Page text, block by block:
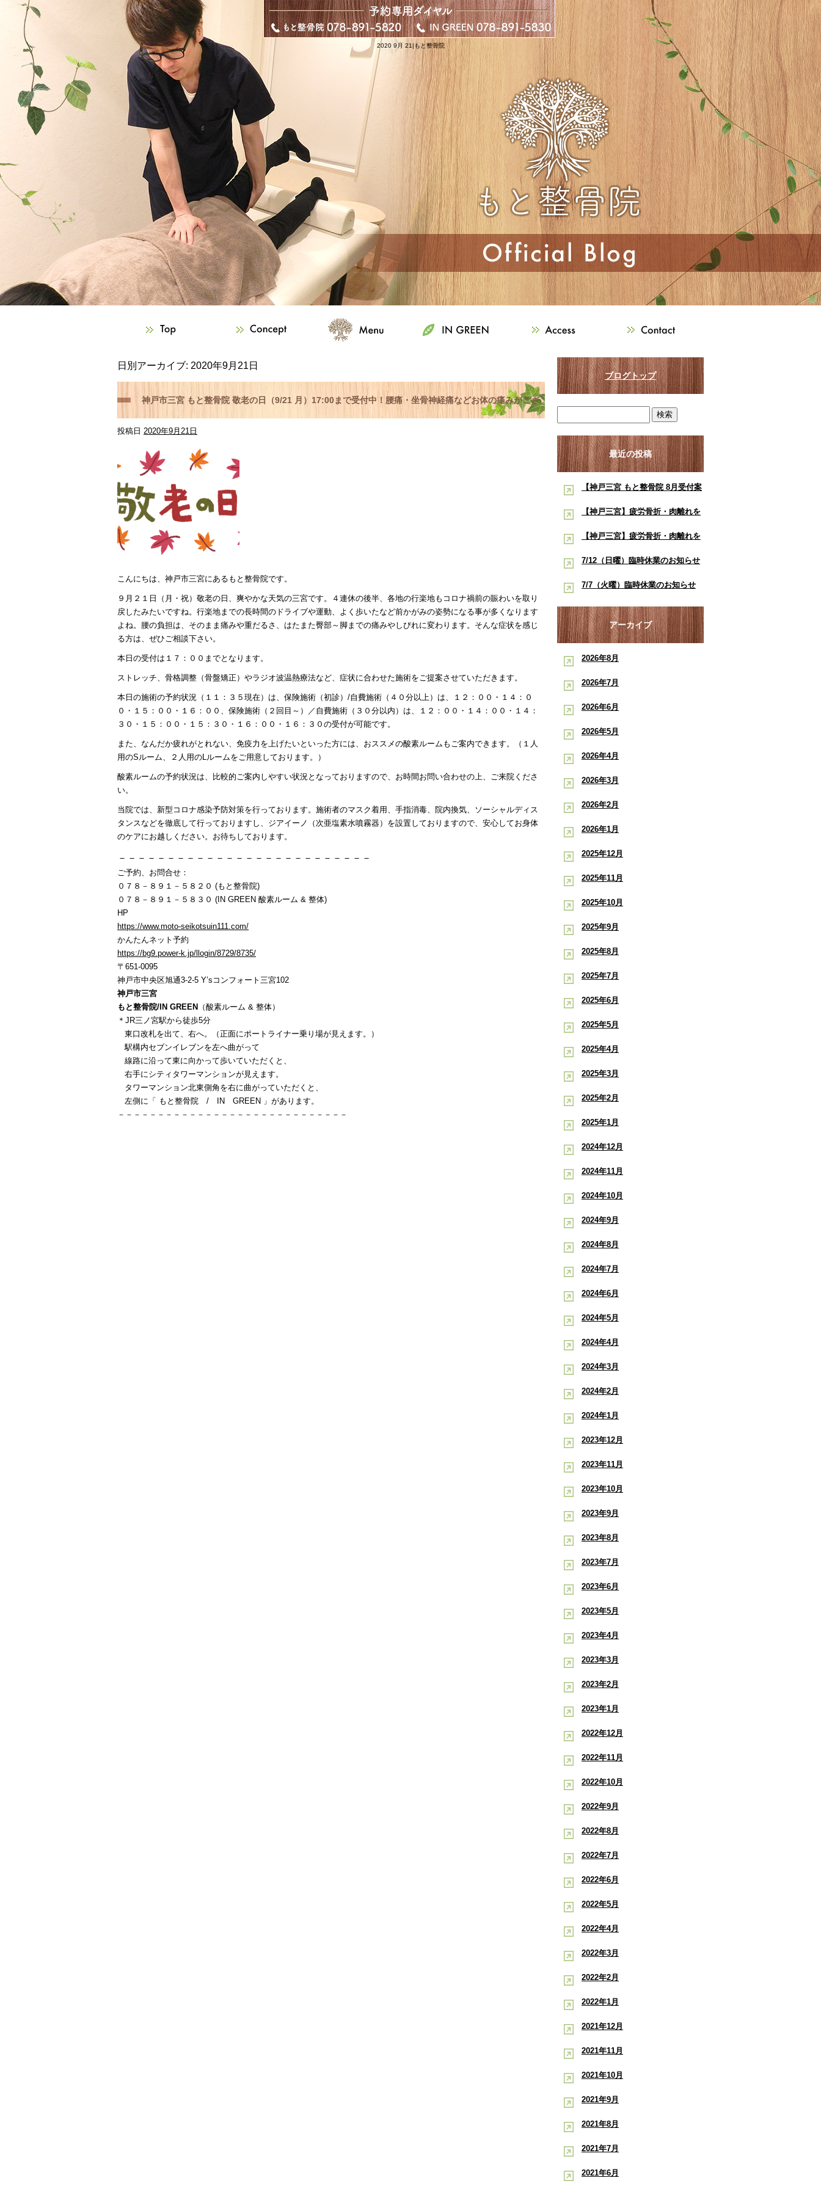
2020 9月 21|もと整骨院
日別アーカイブ: 2020年9月21日
神戸市三宮 もと整骨院 敬老の日（9/21 月）17:00まで受付中！腰痛・坐骨神経痛などお体の痛みがござ
いましたらご相談下さい！
投稿日 2020年9月21日
こんにちは、神戸市三宮にあるもと整骨院です。
９月２１日（月・祝）敬老の日、爽やかな天気の三宮です。４連休の後半、各地の行楽地もコロナ禍前の賑わいを取り
戻したみたいですね。行楽地までの長時間のドライブや運動、よく歩いたなど前かがみの姿勢になる事が多くなります
よね。腰の負担は、そのまま痛みや重だるさ、はたまた臀部～脚までの痛みやしびれに変わります。そんな症状を感じ
る方は、ぜひご相談下さい。
本日の受付は１７：００までとなります。
ストレッチ、骨格調整（骨盤矯正）やラジオ波温熱療法など、症状に合わせた施術をご提案させていただきます。
本日の施術の予約状況（１１：３５現在）は、保険施術（初診）/自費施術（４０分以上）は、１２：００・１４：０
０・１５：００・１６：００、保険施術（２回目～）／自費施術（３０分以内）は、１２：００・１４：００・１４：
３０・１５：００・１５：３０・１６：００・１６：３０の受付が可能です。
また、なんだか疲れがとれない、免疫力を上げたいといった方には、おススメの酸素ルームもご案内できます。（１人
用のSルーム、２人用のLルームをご用意しております。）
酸素ルームの予約状況は、比較的ご案内しやすい状況となっておりますので、お時間お問い合わせの上、ご来院くださ
い。
当院では、新型コロナ感染予防対策を行っております。施術者のマスク着用、手指消毒、院内換気、ソーシャルディス
タンスなどを徹底して行っておりますし、ジアイーノ（次亜塩素水噴霧器）を設置しておりますので、安心してお身体
のケアにお越しください。お待ちしております。
－－－－－－－－－－－－－－－－－－－－－－－－－－
ご予約、お問合せ：
０７８－８９１－５８２０ (もと整骨院)
０７８－８９１－５８３０ (IN GREEN 酸素ルーム & 整体)
HP
https://www.moto-seikotsuin111.com/
かんたんネット予約
https://bg9.power-k.jp/llogin/8729/8735/
〒651-0095
神戸市中央区旭通3-2-5 Y’sコンフォート三宮102
神戸市三宮
もと整骨院/IN GREEN
（酸素ルーム & 整体）
＊JR三ノ宮駅から徒歩5分
東口改札を出て、右へ。（正面にポートライナー乗り場が見えます。）
駅構内セブンイレブンを左へ曲がって
線路に沿って東に向かって歩いていただくと、
右手にシティタワーマンションが見えます。
タワーマンション北東側角を右に曲がっていただくと、
左側に「 もと整骨院 / IN GREEN 」があります。
－－－－－－－－－－－－－－－－－－－－－－－－－－－－－
ブログトップ
最近の投稿
【神戸三宮 もと整骨院 8月受付案
内】8月は熱中症・交通事故・ス
ポート
【神戸三宮】疲労骨折・肉離れを
早く治したい学生アスリートへ｜
骨院
【神戸三宮】疲労骨折・肉離れを
早く治したい学生アスリートへ｜
骨院
7/12（日曜）臨時休業のお知らせ
【神戸市三宮 もと整骨院】
7/7（火曜）臨時休業のお知らせ
アーカイブ
2026年8月
2026年7月
2026年6月
2026年5月
2026年4月
2026年3月
2026年2月
2026年1月
2025年12月
2025年11月
2025年10月
2025年9月
2025年8月
2025年7月
2025年6月
2025年5月
2025年4月
2025年3月
2025年2月
2025年1月
2024年12月
2024年11月
2024年10月
2024年9月
2024年8月
2024年7月
2024年6月
2024年5月
2024年4月
2024年3月
2024年2月
2024年1月
2023年12月
2023年11月
2023年10月
2023年9月
2023年8月
2023年7月
2023年6月
2023年5月
2023年4月
2023年3月
2023年2月
2023年1月
2022年12月
2022年11月
2022年10月
2022年9月
2022年8月
2022年7月
2022年6月
2022年5月
2022年4月
2022年3月
2022年2月
2022年1月
2021年12月
2021年11月
2021年10月
2021年9月
2021年8月
2021年7月
2021年6月